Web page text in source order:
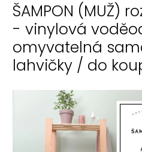
ŠAMPON (MUŽ)
- vinylová
omyvatelná
lahvičky / do